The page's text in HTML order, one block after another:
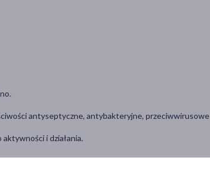
antyseptyczne, antybakteryjne, przeciwwirusowe
i działania.